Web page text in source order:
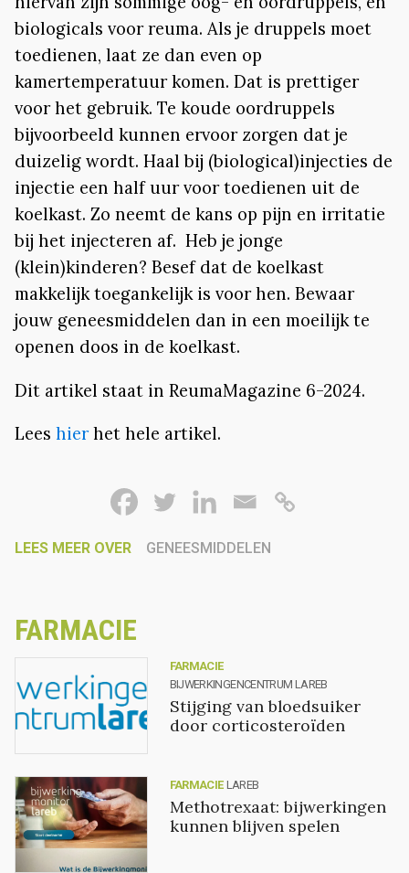
biologicals voor reuma. Als je druppels moet
toedienen, laat ze dan even op
kamertemperatuur komen. Dat is prettiger
voor het gebruik. Te koude oordruppels
bijvoorbeeld kunnen ervoor zorgen dat je
duizelig wordt. Haal bij (biological)injecties de
injectie een half uur voor toedienen uit de
koelkast. Zo neemt de kans op pijn en irritatie
bij het injecteren af. Heb je jonge
(klein)kinderen? Besef dat de koelkast
makkelijk toegankelijk is voor hen. Bewaar
jouw geneesmiddelen dan in een moeilijk te
openen doos in de koelkast.
Dit artikel staat in ReumaMagazine 6-2024.
Lees hierhet hele artikel.
LEES MEER OVER GENEESMIDDELEN
FARMACIE
FARMACIE
BIJWERKINGENCENTRUM LAREB
Stijging van bloedsuiker
door corticosteroïden
FARMACIE LAREB
Methotrexaat: bijwerkingen
kunnen blijven spelen